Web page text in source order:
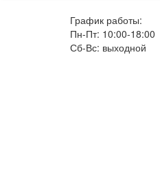
График работы:
Пн-Пт: 10:00-18:00
Сб-Вс: выходной